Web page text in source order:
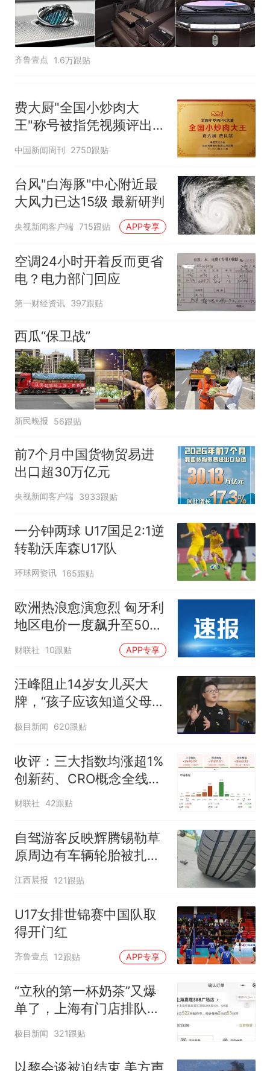
齐鲁壹点 1.6万跟贴
费大厨"全国小炒肉大
王"称号被指凭视频评出
官方回应
中国新闻周刊 2750跟贴
台风"白海豚"中心附近最
大风力已达15级 最新研判
央视新闻客户端 715跟贴 APP专享
空调24小时开着反而更省
电？电力部门回应
第一财经资讯 397跟贴
西瓜“保卫战”
新民晚报 56跟贴
前7个月中国货物贸易进
出口超30万亿元
央视新闻客户端 3933跟贴
一分钟两球 U17国足2:1逆
转勒沃库森U17队
环球网资讯 165跟贴
欧洲热浪愈演愈烈 匈牙利
地区电价一度飙升至500
欧元/兆瓦时
财联社 10跟贴 APP专享
汪峰阻止14岁女儿买大
牌，“孩子应该知道父母的
不易”，称自己买衣服80%
极目新闻 620跟贴
收评：三大指数均涨超1%
创新药、CRO概念全线走
强
财联社 42跟贴
自驾游客反映辉腾锡勒草
原周边有车辆轮胎被扎，
修理店铺换胎价格高达千
元，官方发布情况通报
江西晨报 121跟贴
U17女排世锦赛中国队取
得开门红
齐鲁壹点 12跟贴 APP专享
“立秋的第一杯奶茶”又爆
单了，上海有门店排队超
500杯，店员：今天奶茶
时
极目新闻 321跟贴
以黎会谈被迫结束 美方声